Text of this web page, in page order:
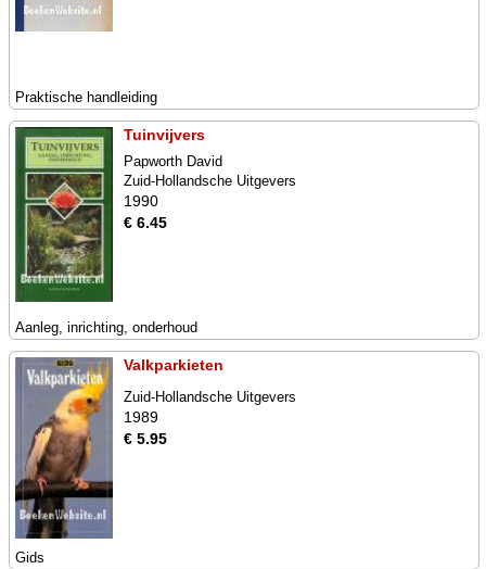
Praktische handleiding
Tuinvijvers
Papworth David
Zuid-Hollandsche Uitgevers
1990
€ 6.45
Aanleg, inrichting, onderhoud
Valkparkieten
Zuid-Hollandsche Uitgevers
1989
€ 5.95
Gids